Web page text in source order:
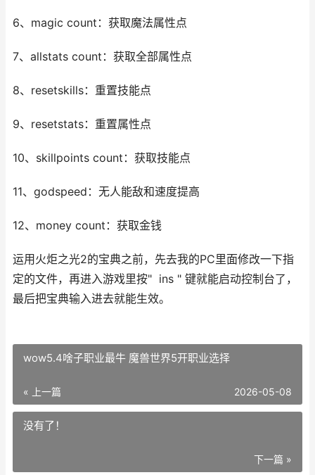
6、magic count：获取魔法属性点
7、allstats count：获取全部属性点
8、resetskills：重置技能点
9、resetstats：重置属性点
10、skillpoints count：获取技能点
11、godspeed：无人能敌和速度提高
12、money count：获取金钱
运用火炬之光2的宝典之前，先去我的PC里面修改一下指
定的文件，再进入游戏里按" ins " 键就能启动控制台了，
最后把宝典输入进去就能生效。
wow5.4啥子职业最牛 魔兽世界5开职业选择
« 上一篇 2026-05-08
没有了！
下一篇 »